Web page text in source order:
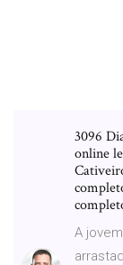
3096
online
A